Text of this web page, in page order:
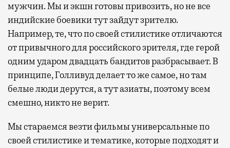
мужчин. Мы и экшн готовы привозить, но не все
индийские боевики тут зайдут зрителю.
Например, те, что по своей стилистике отличаются
от привычного для российского зрителя, где герой
одним ударом двадцать бандитов разбрасывает. В
принципе, Голливуд делает то же самое, но там
белые люди дерутся, а тут азиаты, поэтому всем
смешно, никто не верит.
Мы стараемся везти фильмы универсальные по
своей стилистике и тематике, которые подходят и